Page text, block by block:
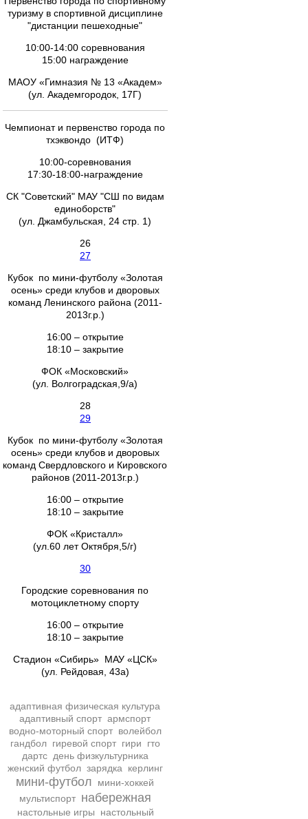
туризму в спортивной дисциплине
"дистанции пешеходные"
10:00-14:00 соревнования
15:00 награждение
МАОУ «Гимназия № 13 «Академ»
(ул. Академгородок, 17Г)
Чемпионат и первенство города по
тхэквондо (ИТФ)
10:00-соревнования
17:30-18:00-награждение
СК "Советский" МАУ "СШ по видам
единоборств"
(ул. Джамбульская, 24 стр. 1)
26
27
Кубок по мини-футболу «Золотая
осень» среди клубов и дворовых
команд Ленинского района (2011-
2013г.р.)
16:00 – открытие
18:10 – закрытие
ФОК «Московский»
(ул. Волгоградская,9/а)
28
29
Кубок по мини-футболу «Золотая
осень» среди клубов и дворовых
команд Свердловского и Кировского
районов (2011-2013г.р.)
16:00 – открытие
18:10 – закрытие
ФОК «Кристалл»
(ул.60 лет Октября,5/г)
30
Городские соревнования по
мотоциклетному спорту
16:00 – открытие
18:10 – закрытие
Стадион «Сибирь» МАУ «ЦСК»
(ул. Рейдовая, 43а)
адаптивная физическая культура
адаптивный спорт армспорт
водно-моторный спорт волейбол
гандбол гиревой спорт гири
гто
дартс день физкультурника
женский футбол зарядка керлинг
мини-футбол
мини-хоккей
мультиспорт набережная
настольные игры настольный